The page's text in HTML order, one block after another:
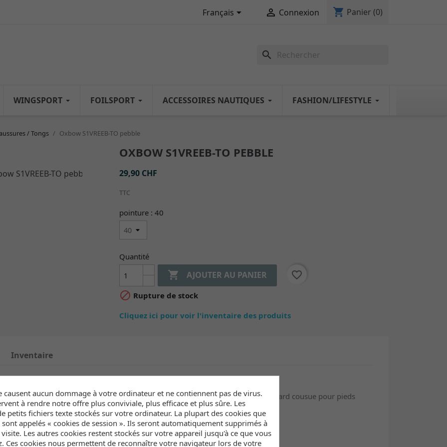
Français  Connexion shopping_cart Panier (0)
search
WINGSPORT FOILSPORT ACCESSOIRES NAUTIQUES FASHION/LIFESTYLE
/ Tongs Oxbow S1VREEB-TO pebble
OXBOW S1VREEB-TO PEBBLE
29,90 CHF
TTC
pointure : 40
Quantité
 AJOUTER AU PANIER
favorite_border
 Rupture de stock
Cliquez ici pour voir l'inventaire des produits
Inventaire
en
plantaire, semelle intérieure lisse, semelle extérieure contrastée, bride jacquard cousue pour pieds
causent aucun dommage à votre ordinateur et ne contiennent pas de virus.
à rendre notre offre plus conviviale, plus efficace et plus sûre. Les
petits fichiers texte stockés sur votre ordinateur. La plupart des cookies que
appelés « cookies de session ». Ils seront automatiquement supprimés à
Les autres cookies restent stockés sur votre appareil jusqu'à ce que vous
Ces cookies nous permettent de reconnaître votre navigateur lors de votre